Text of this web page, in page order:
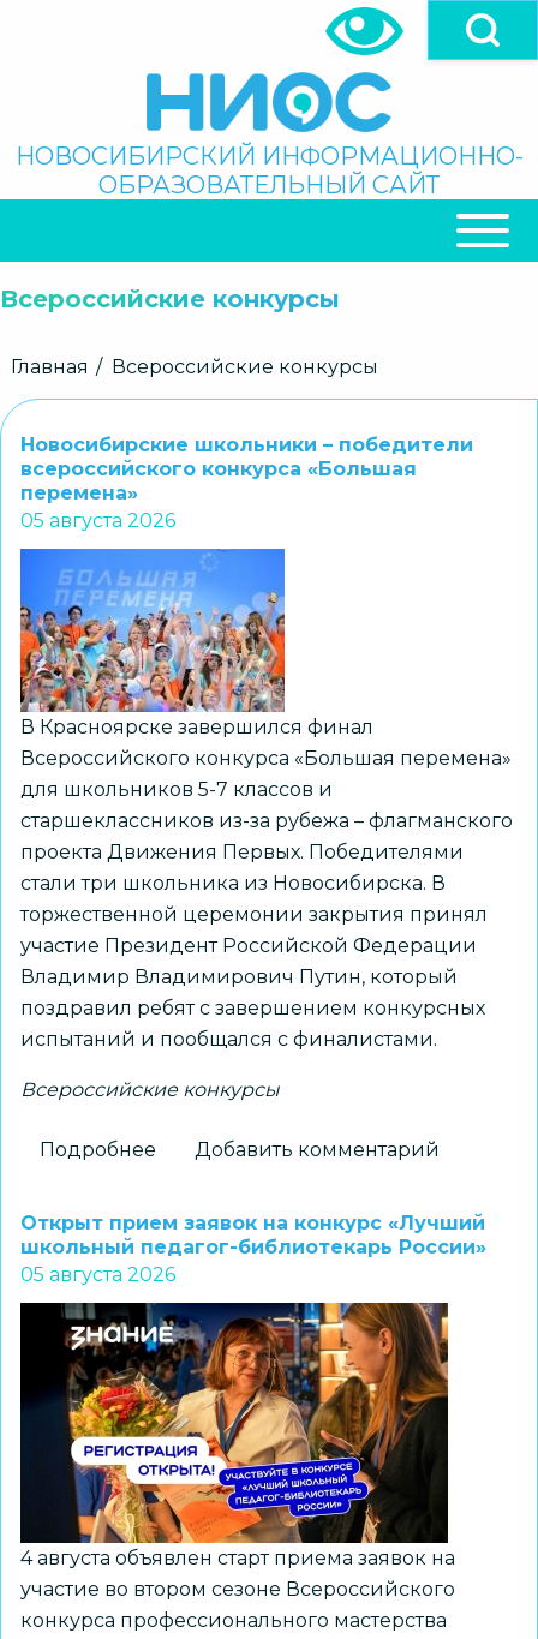
Поиск
НОВОСИБИРСКИЙ ИНФОРМАЦИОННО-
ОБРАЗОВАТЕЛЬНЫЙ САЙТ
НАВИГАЦИЯ
Всероссийские конкурсы
Строка
Главная Всероссийские конкурсы
Новосибирские школьники – победители
всероссийского конкурса «Большая
перемена»
05 августа 2026
В Красноярске завершился финал
Всероссийского конкурса «Большая перемена»
для школьников 5-7 классов и
старшеклассников из-за рубежа – флагманского
проекта Движения Первых. Победителями
стали три школьника из Новосибирска. В
торжественной церемонии закрытия принял
участие Президент Российской Федерации
Владимир Владимирович Путин, который
поздравил ребят с завершением конкурсных
испытаний и пообщался с финалистами.
Всероссийские конкурсы
Подробнее
–
победители
всероссийского
конкурса
«Большая
перемена»
Добавить комментарий
Открыт прием заявок на конкурс «Лучший
школьный педагог-библиотекарь России»
05 августа 2026
4 августа объявлен старт приема заявок на
участие во втором сезоне Всероссийского
конкурса профессионального мастерства